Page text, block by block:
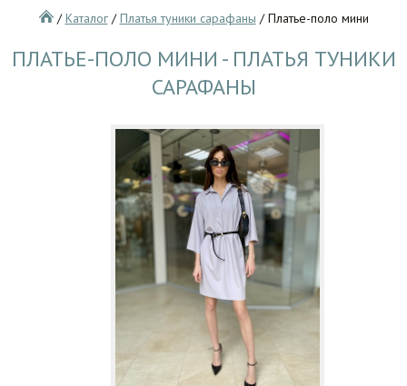
/Каталог/Платья туники сарафаны /Платье-поло мини
ПЛАТЬЕ-ПОЛО МИНИ - ПЛАТЬЯ ТУНИКИ
САРАФАНЫ